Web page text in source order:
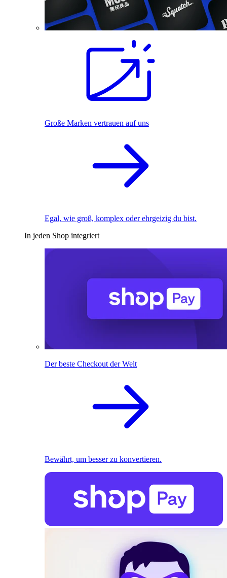
Große Marken vertrauen auf uns
Egal, wie groß, komplex oder ehrgeizig du bist.
In jeden Shop integriert
Der beste Checkout der Welt
Bewährt, um besser zu konvertieren.